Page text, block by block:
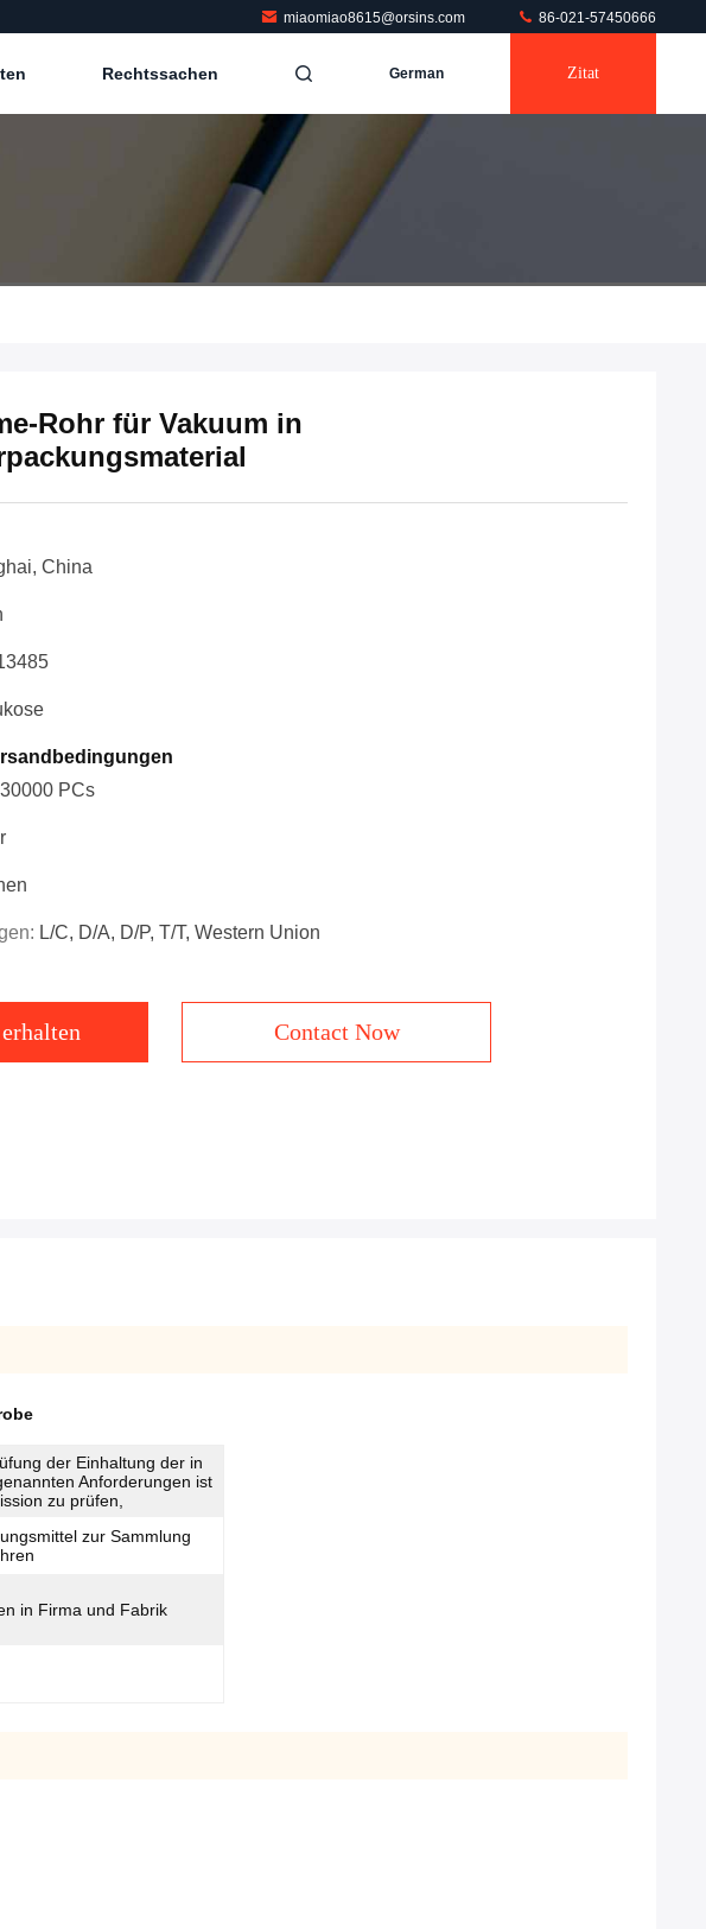
miaomiao8615@orsins.com 86-021-57450666
Rechtssachen German Zitat
Rohr für Vakuum in
China
30000 PCs
L/C, D/A, D/P, T/T, Western Union
Contact Now
der Einhaltung der in
Anforderungen ist
zu prüfen,
zur Sammlung
in Firma und Fabrik